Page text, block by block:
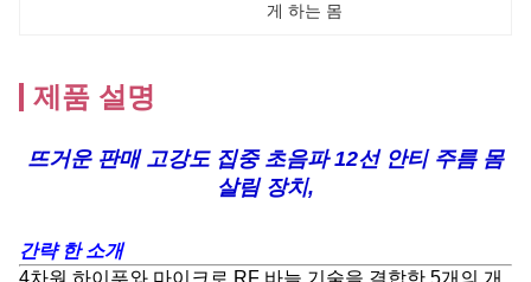
게 하는 몸
제품 설명
뜨거운 판매 고강도 집중 초음파 12선 안티 주름 몸
살림 장치,
간략 한 소개
4차원 하이푸와 마이크로 RF 바늘 기술을 결합한 5개의 개